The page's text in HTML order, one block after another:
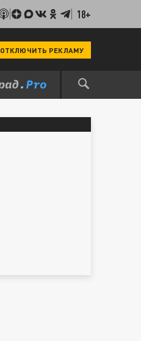
18+
ОТКЛЮЧИТЬ РЕКЛАМУ